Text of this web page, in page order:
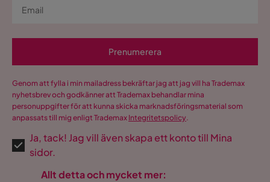
Prenumerera
Genom att fylla i min mailadress bekräftar jag att jag vill ha Trademax
nyhetsbrev och godkänner att Trademax behandlar mina
personuppgifter för att kunna skicka marknadsföringsmaterial som
anpassats till mig enligt Trademax Integritetspolicy.
Ja, tack! Jag vill även skapa ett konto till Mina
sidor.
Allt detta och mycket mer: